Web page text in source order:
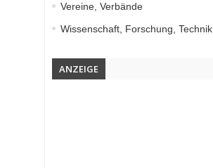
Vereine, Verbände
Wissenschaft, Forschung, Technik
ANZEIGE